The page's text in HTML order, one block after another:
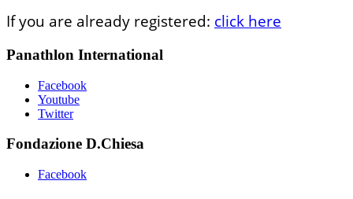
If you are already registered: click here
Panathlon International
Facebook
Youtube
Twitter
Fondazione D.Chiesa
Facebook